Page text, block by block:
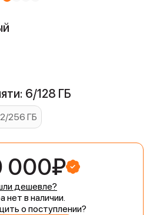
6/128 ГБ
256 ГБ
000₽
дешевле?
нет в наличии.
о поступлении?